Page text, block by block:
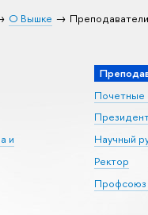
О Вышке
и
Почетные
Научный
Ректор
Профсоюз